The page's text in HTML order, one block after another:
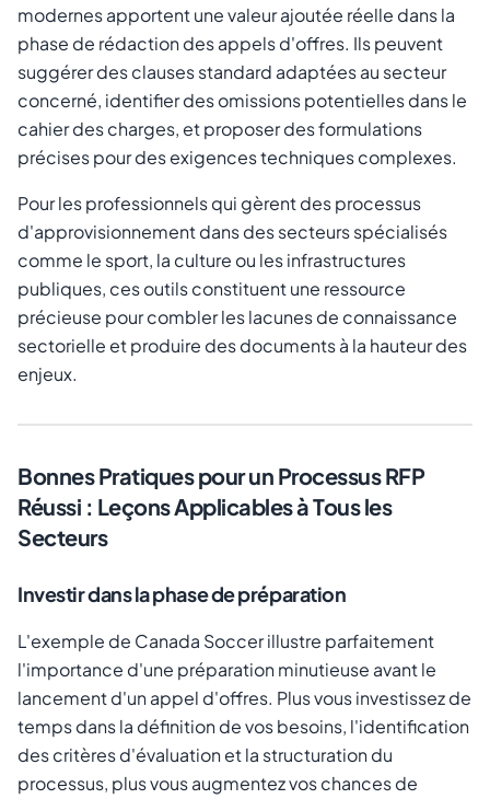
modernes apportent une valeur ajoutée réelle dans la
phase de rédaction des appels d'offres. Ils peuvent
suggérer des clauses standard adaptées au secteur
concerné, identifier des omissions potentielles dans le
cahier des charges, et proposer des formulations
précises pour des exigences techniques complexes.
Pour les professionnels qui gèrent des processus
d'approvisionnement dans des secteurs spécialisés
comme le sport, la culture ou les infrastructures
publiques, ces outils constituent une ressource
précieuse pour combler les lacunes de connaissance
sectorielle et produire des documents à la hauteur des
enjeux.
Bonnes Pratiques pour un Processus RFP
Réussi : Leçons Applicables à Tous les
Secteurs
Investir dans la phase de préparation
L'exemple de Canada Soccer illustre parfaitement
l'importance d'une préparation minutieuse avant le
lancement d'un appel d'offres. Plus vous investissez de
temps dans la définition de vos besoins, l'identification
des critères d'évaluation et la structuration du
processus, plus vous augmentez vos chances de